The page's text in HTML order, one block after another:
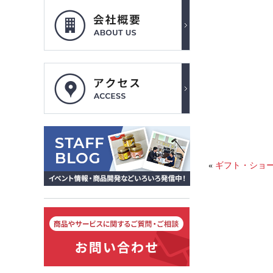
« ギフト・ショ